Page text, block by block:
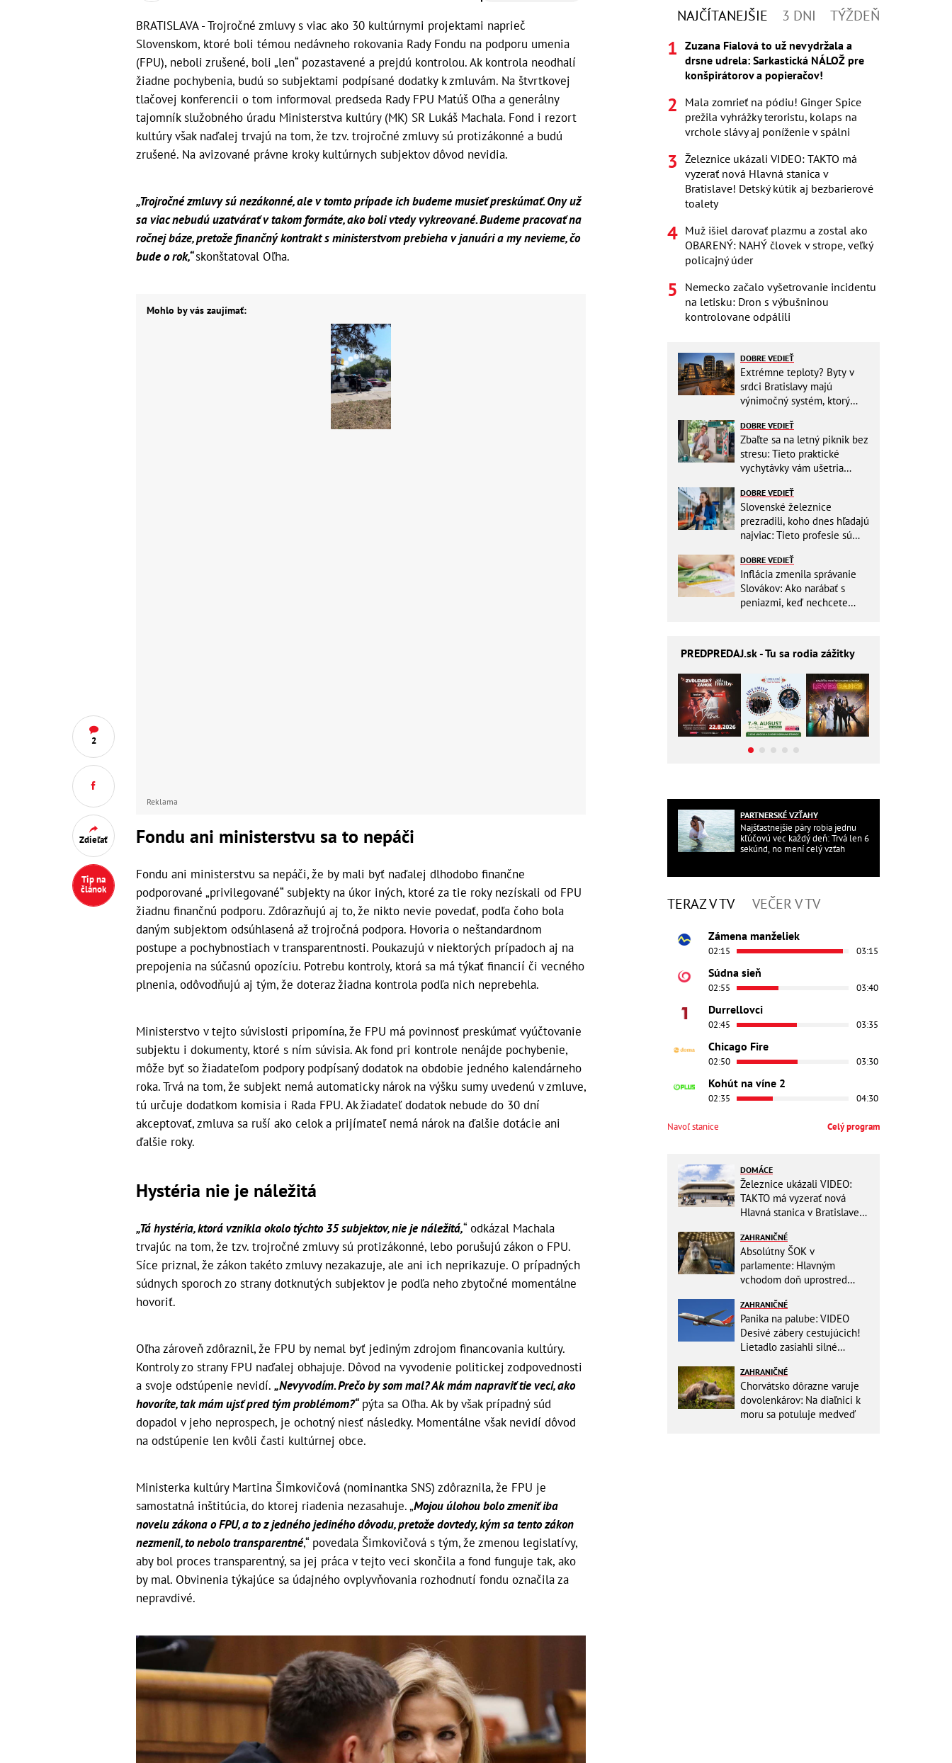
2
Zdieľať
Tip na
článok
BRATISLAVA - Trojročné zmluvy s viac ako 30 kultúrnymi projektami naprieč
Slovenskom, ktoré boli témou nedávneho rokovania Rady Fondu na podporu umenia
(FPU), neboli zrušené, boli „len“ pozastavené a prejdú kontrolou. Ak kontrola neodhalí
žiadne pochybenia, budú so subjektami podpísané dodatky k zmluvám. Na štvrtkovej
tlačovej konferencii o tom informoval predseda Rady FPU Matúš Oľha a generálny
tajomník služobného úradu Ministerstva kultúry (MK) SR Lukáš Machala. Fond i rezort
kultúry však naďalej trvajú na tom, že tzv. trojročné zmluvy sú protizákonné a budú
zrušené. Na avizované právne kroky kultúrnych subjektov dôvod nevidia.
„Trojročné zmluvy sú nezákonné, ale v tomto prípade ich budeme musieť preskúmať. Ony už
sa viac nebudú uzatvárať v takom formáte, ako boli vtedy vykreované. Budeme pracovať na
ročnej báze, pretože finančný kontrakt s ministerstvom prebieha v januári a my nevieme, čo
bude o rok,“skonštatoval Oľha.
Mohlo by vás zaujímať:
Reklama
Fondu ani ministerstvu sa to nepáči
Fondu ani ministerstvu sa nepáči, že by mali byť naďalej dlhodobo finančne
podporované „privilegované“ subjekty na úkor iných, ktoré za tie roky nezískali od FPU
žiadnu finančnú podporu. Zdôrazňujú aj to, že nikto nevie povedať, podľa čoho bola
daným subjektom odsúhlasená až trojročná podpora. Hovoria o neštandardnom
postupe a pochybnostiach v transparentnosti. Poukazujú v niektorých prípadoch aj na
prepojenia na súčasnú opozíciu. Potrebu kontroly, ktorá sa má týkať financií či vecného
plnenia, odôvodňujú aj tým, že doteraz žiadna kontrola podľa nich neprebehla.
Ministerstvo v tejto súvislosti pripomína, že FPU má povinnosť preskúmať vyúčtovanie
subjektu i dokumenty, ktoré s ním súvisia. Ak fond pri kontrole nenájde pochybenie,
môže byť so žiadateľom podpory podpísaný dodatok na obdobie jedného kalendárneho
roka. Trvá na tom, že subjekt nemá automaticky nárok na výšku sumy uvedenú v zmluve,
tú určuje dodatkom komisia i Rada FPU. Ak žiadateľ dodatok nebude do 30 dní
akceptovať, zmluva sa ruší ako celok a prijímateľ nemá nárok na ďalšie dotácie ani
ďalšie roky.
Hystéria nie je náležitá
„Tá hystéria, ktorá vznikla okolo týchto 35 subjektov, nie je náležitá,“ odkázal Machala
trvajúc na tom, že tzv. trojročné zmluvy sú protizákonné, lebo porušujú zákon o FPU.
Síce priznal, že zákon takéto zmluvy nezakazuje, ale ani ich neprikazuje. O prípadných
súdnych sporoch zo strany dotknutých subjektov je podľa neho zbytočné momentálne
hovoriť.
Oľha zároveň zdôraznil, že FPU by nemal byť jediným zdrojom financovania kultúry.
Kontroly zo strany FPU naďalej obhajuje. Dôvod na vyvodenie politickej zodpovednosti
a svoje odstúpenie nevidí. „Nevyvodím. Prečo by som mal? Ak mám napraviť tie veci, ako
hovoríte, tak mám ujsť pred tým problémom?“pýta sa Oľha. Ak by však prípadný súd
dopadol v jeho neprospech, je ochotný niesť následky. Momentálne však nevidí dôvod
na odstúpenie len kvôli časti kultúrnej obce.
Ministerka kultúry Martina Šimkovičová (nominantka SNS) zdôraznila, že FPU je
samostatná inštitúcia, do ktorej riadenia nezasahuje. „Mojou úlohou bolo zmeniť iba
novelu zákona o FPU, a to z jedného jediného dôvodu, pretože dovtedy, kým sa tento zákon
nezmenil, to nebolo transparentné,“ povedala Šimkovičová s tým, že zmenou legislatívy,
aby bol proces transparentný, sa jej práca v tejto veci skončila a fond funguje tak, ako
by mal. Obvinenia týkajúce sa údajného ovplyvňovania rozhodnutí fondu označila za
nepravdivé.
NAJČÍTANEJŠIE 3 DNI TÝŽDEŇ
Zuzana Fialová to už nevydržala a
drsne udrela: Sarkastická NÁLOŽ pre
konšpirátorov a popieračov!
Mala zomrieť na pódiu! Ginger Spice
prežila vyhrážky teroristu, kolaps na
vrchole slávy aj poníženie v spálni
Železnice ukázali VIDEO: TAKTO má
vyzerať nová Hlavná stanica v
Bratislave! Detský kútik aj bezbarierové
toalety
Muž išiel darovať plazmu a zostal ako
OBARENÝ: NAHÝ človek v strope, veľký
policajný úder
Nemecko začalo vyšetrovanie incidentu
na letisku: Dron s výbušninou
kontrolovane odpálili
DOBRE VEDIEŤ
Extrémne teploty? Byty v
srdci Bratislavy majú
výnimočný systém, ktorý
DOBRE VEDIEŤ
Zbaľte sa na letný piknik bez
stresu: Tieto praktické
vychytávky vám ušetria
DOBRE VEDIEŤ
Slovenské železnice
prezradili, koho dnes hľadajú
najviac: Tieto profesie sú
DOBRE VEDIEŤ
Inflácia zmenila správanie
Slovákov: Ako narábať s
peniazmi, keď nechcete
PREDPREDAJ.sk - Tu sa rodia zážitky
PARTNERSKÉ VZŤAHY
Najšťastnejšie páry robia jednu
kľúčovú vec každý deň: Trvá len 6
sekúnd, no mení celý vzťah
TERAZ V TV VEČER V TV
Zámena manželiek
02:15 03:15
Súdna sieň
02:55 03:40
Durrellovci
02:45 03:35
Chicago Fire
02:50 03:30
Kohút na víne 2
02:35 04:30
Navoľ stanice Celý program
DOMÁCE
Železnice ukázali VIDEO:
TAKTO má vyzerať nová
Hlavná stanica v Bratislave!
toalety
ZAHRANIČNÉ
Absolútny ŠOK v
parlamente: Hlavným
vchodom doň uprostred
KAPYBARY, kde sa tam
nabrali?
ZAHRANIČNÉ
Panika na palube: VIDEO
Desivé zábery cestujúcich!
Lietadlo zasiahli silné
ZAHRANIČNÉ
Chorvátsko dôrazne varuje
dovolenkárov: Na diaľnici k
moru sa potuluje medveď